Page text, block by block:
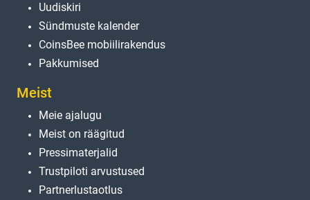
Uudiskiri
Sündmuste kalender
CoinsBee mobiilirakendus
Pakkumised
Meist
Meie ajalugu
Meist on räägitud
Pressimaterjalid
Trustpiloti arvustused
Partnerlustaotlus